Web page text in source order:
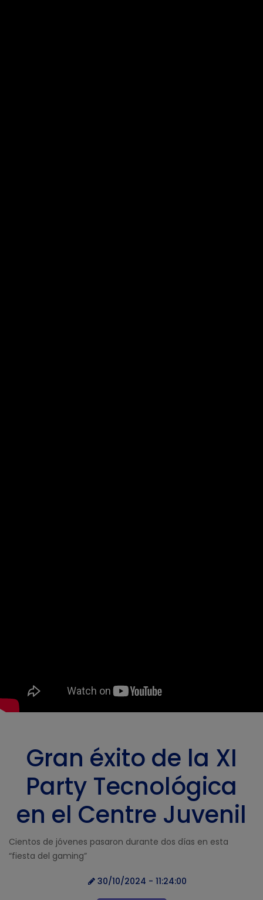
Gran éxito de la XI
Party Tecnológica
en el Centre Juvenil
Cientos de jóvenes pasaron durante dos días en esta
“fiesta del gaming”
30/10/2024 - 11:24:00